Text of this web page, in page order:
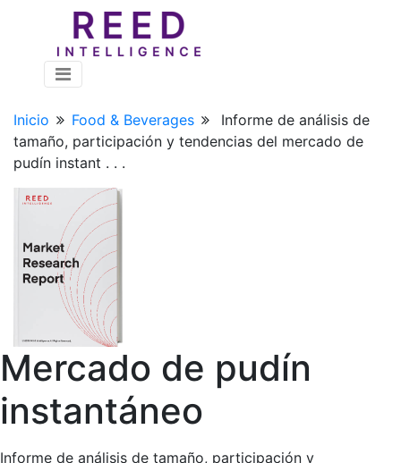
Inicio Food & Beverages
Informe de análisis de
tamaño, participación y tendencias del mercado de
pudín instant . . .
Mercado de pudín
instantáneo
Informe de análisis de tamaño, participación y